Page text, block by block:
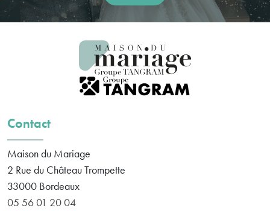
Contact
Maison du Mariage
2 Rue du Château Trompette
33000 Bordeaux
05 56 01 20 04